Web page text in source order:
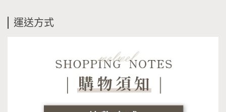
運送方式